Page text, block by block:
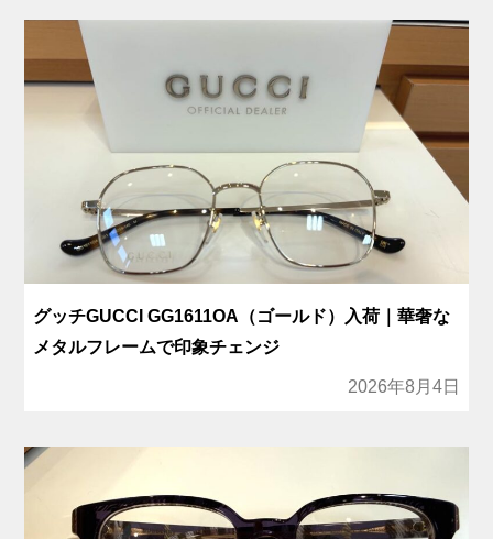
グッチGUCCI GG1611OA（ゴールド）入荷｜華奢な
メタルフレームで印象チェンジ
2026年8月4日